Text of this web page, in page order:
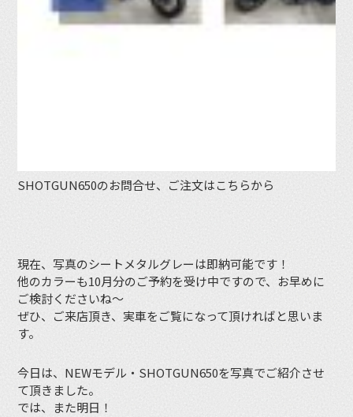
SHOTGUN650のお問合せ、ご注文はこちらから
現在、写真のシートメタルグレーは即納可能です！
他のカラーも10月分のご予約を受け中ですので、お早めに
ご検討くださいね〜
ぜひ、ご来店頂き、実車をご覧になって頂ければと思いま
す。
今日は、NEWモデル・SHOTGUN650を写真でご紹介させ
て頂きました。
では、また明日！